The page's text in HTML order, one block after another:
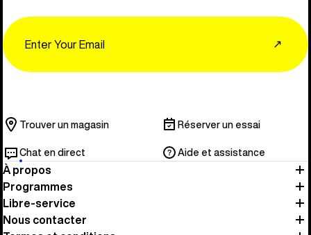
↗
Trouver un magasin Réserver un essai
Chat en direct Aide et assistance
À propos
Programmes
Libre-service
Nous contacter